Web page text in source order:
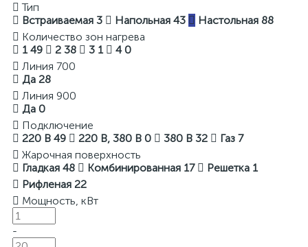
Тип
Встраиваемая 3 Напольная 43 Настольная 88
Количество зон нагрева
149 2 38 3 1 40
Линия 700
Да 28
Линия 900
Да 0
Подключение
220 В 49 220 В, 380 В 0 380 В 32 Газ 7
Жарочная поверхность
Гладкая 48 Комбинированная 17 Решетка 1
Рифленая 22
Мощность, кВт
-